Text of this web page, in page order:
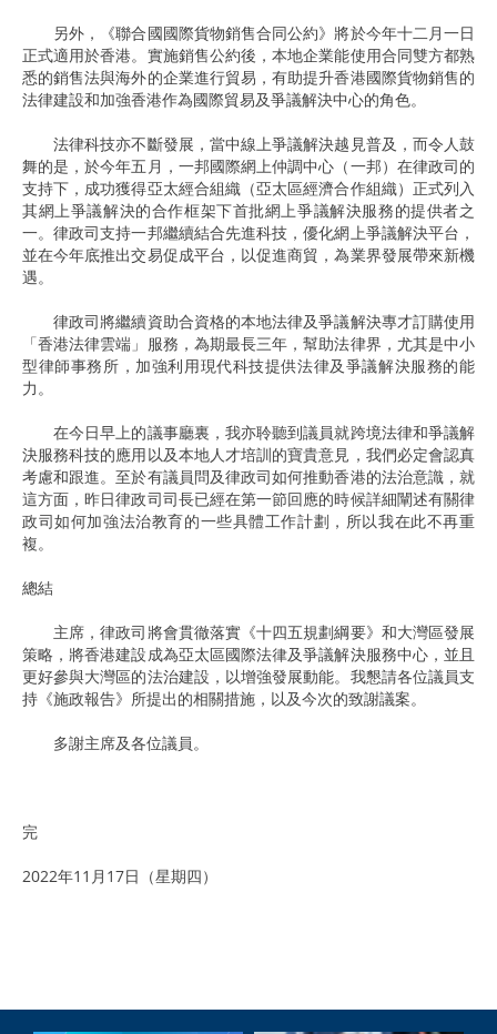
另外，《聯合國國際貨物銷售合同公約》將於今年十二月一日
正式適用於香港。實施銷售公約後，本地企業能使用合同雙方都熟
悉的銷售法與海外的企業進行貿易，有助提升香港國際貨物銷售的
法律建設和加強香港作為國際貿易及爭議解決中心的角色。
法律科技亦不斷發展，當中線上爭議解決越見普及，而令人鼓
舞的是，於今年五月，一邦國際網上仲調中心（一邦）在律政司的
支持下，成功獲得亞太經合組織（亞太區經濟合作組織）正式列入
其網上爭議解決的合作框架下首批網上爭議解決服務的提供者之
一。律政司支持一邦繼續結合先進科技，優化網上爭議解決平台，
並在今年底推出交易促成平台，以促進商貿，為業界發展帶來新機
遇。
律政司將繼續資助合資格的本地法律及爭議解決專才訂購使用
「香港法律雲端」服務，為期最長三年，幫助法律界，尤其是中小
型律師事務所，加強利用現代科技提供法律及爭議解決服務的能
力。
在今日早上的議事廳裏，我亦聆聽到議員就跨境法律和爭議解
決服務科技的應用以及本地人才培訓的寶貴意見，我們必定會認真
考慮和跟進。至於有議員問及律政司如何推動香港的法治意識，就
這方面，昨日律政司司長已經在第一節回應的時候詳細闡述有關律
政司如何加強法治教育的一些具體工作計劃，所以我在此不再重
複。
總結
主席，律政司將會貫徹落實《十四五規劃綱要》和大灣區發展
策略，將香港建設成為亞太區國際法律及爭議解決服務中心，並且
更好參與大灣區的法治建設，以增強發展動能。我懇請各位議員支
持《施政報告》所提出的相關措施，以及今次的致謝議案。
多謝主席及各位議員。
完
2022年11月17日（星期四）